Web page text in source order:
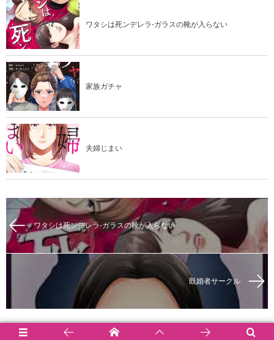
ワタシは死ンデレラ-ガラスの靴が入らない
家族ガチャ
夫婦じまい
ワタシは死ンデレラ-ガラスの靴が入らない
既婚者サークル